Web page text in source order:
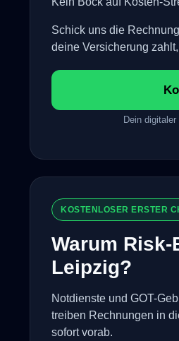
Schick uns die
deine Versicherung
Dein
KOSTENLOSER ERSTER
Warum
Leipzig?
Notdienste und GOT-
treiben Rechnungen in
sofort vorab.